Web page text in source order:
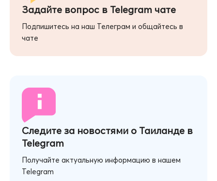
Задайте вопрос в Telegram чате
Подпишитесь на наш Телеграм и общайтесь в
чате
Следите за новостями о Таиланде в
Telegram
Получайте актуальную информацию в нашем
Telegram